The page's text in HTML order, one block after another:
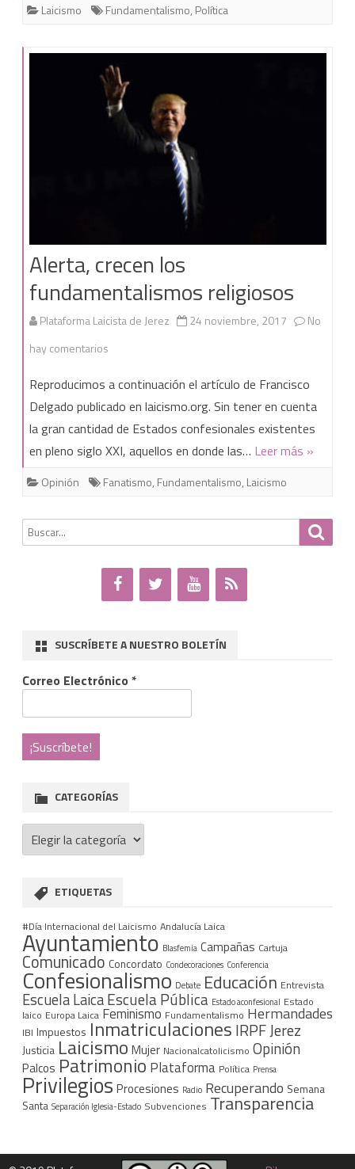
religiosos.
Laicismo Fundamentalismo, Política
Alerta, crecen los
fundamentalismos religiosos
Plataforma Laicista de Jerez 24 noviembre, 2017
No
hay comentarios
crecen
los
fundamentalismos
religiosos
Reproducimos a continuación el artículo de Francisco
Delgado publicado en laicismo.org. Sin tener en cuenta
la gran cantidad de Estados confesionales existentes
en pleno siglo XXI, aquellos en donde las… Leer más »
Opinión Fanatismo, Fundamentalismo, Laicismo
Buscar
por:
SUSCRÍBETE A NUESTRO BOLETÍN
Correo Electrónico *
CATEGORÍAS
Categorías
ETIQUETAS
#Día Internacional del Laicismo Andalucía Laica
Ayuntamiento Blasfemia Campañas Cartuja
Comunicado Concordato Condecoraciones Conferencia
Confesionalismo Debate Educación Entrevista
Escuela LaicaEscuela Pública Estado aconfesional Estado
laico Europa Laica Feminismo Fundamentalismo Hermandades
IBI Impuestos Inmatriculaciones IRPFJerez
Justicia Laicismo Mujer Nacionalcatolicismo Opinión
Palcos Patrimonio Plataforma Política Prensa
Privilegios Procesiones Radio Recuperando Semana
Santa Separación Iglesia-Estado Subvenciones Transparencia